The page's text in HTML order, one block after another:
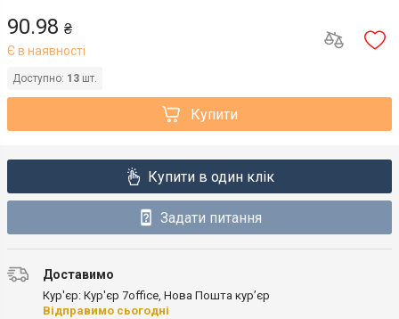
90.98 ₴
Є в наявності
Доступно: 13 шт.
Купити
Купити в один клік
Задати питання
Доставимо
Кур'єр: Кур'єр 7office, Нова Пошта кур’єр
Відправимо сьогодні